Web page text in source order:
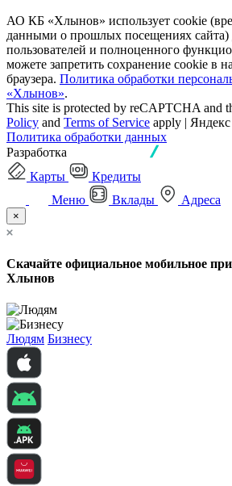
АО КБ «Хлынов» использует cookie
данными о прошлых посещениях сайта)
пользователей и полноценного
можете запретить сохранение cookie в
браузера. Политика обработки
«Хлынов».
This site is protected by reCAPTCHA and
Policy and Terms of Service apply | Яндекс
Политика обработки данных
Разработка
Карты
Кредиты
Меню
Вклады Адреса
×
Скачайте официальное мобильное
Хлынов
Людям Бизнесу